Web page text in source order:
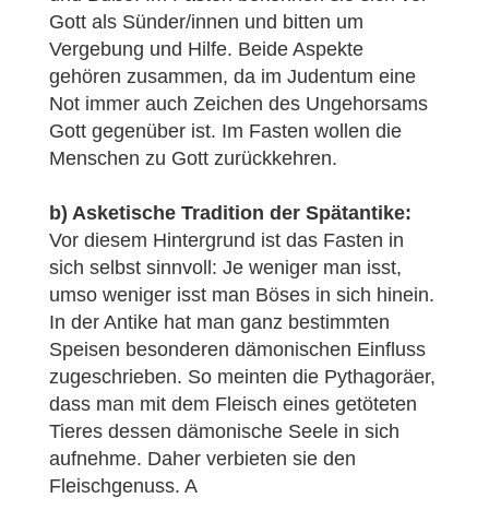
Gott als Sünder/innen und bitten um
Vergebung und Hilfe. Beide Aspekte
gehören zusammen, da im Judentum eine
Not immer auch Zeichen des Ungehorsams
Gott gegenüber ist. Im Fasten wollen die
Menschen zu Gott zurückkehren.
b) Asketische Tradition der Spätantike:
Vor diesem Hintergrund ist das Fasten in
sich selbst sinnvoll: Je weniger man isst,
umso weniger isst man Böses in sich hinein.
In der Antike hat man ganz bestimmten
Speisen besonderen dämonischen Einfluss
zugeschrieben. So meinten die Pythagoräer,
dass man mit dem Fleisch eines getöteten
Tieres dessen dämonische Seele in sich
aufnehme. Daher verbieten sie den
Fleischgenuss. A